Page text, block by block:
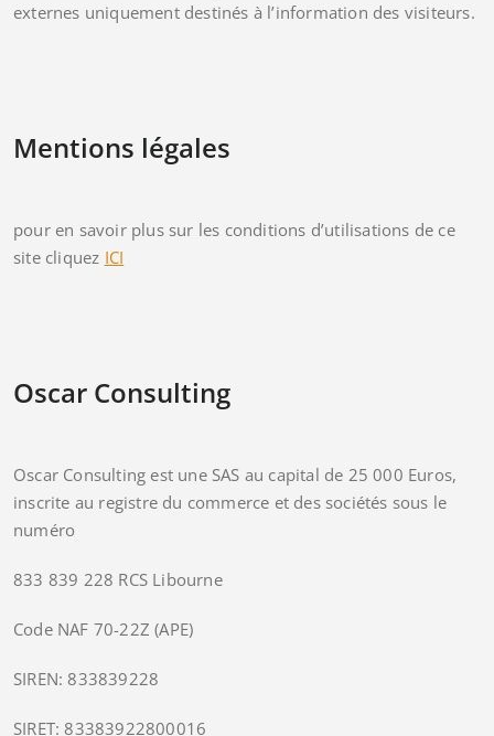
externes uniquement destinés à l’information des visiteurs.
Mentions légales
pour en savoir plus sur les conditions d’utilisations de ce
site cliquez ICI
Oscar Consulting
Oscar Consulting est une SAS au capital de 25 000 Euros,
inscrite au registre du commerce et des sociétés sous le
numéro
833 839 228 RCS Libourne
Code NAF 70-22Z (APE)
SIREN: 833839228
SIRET: 83383922800016